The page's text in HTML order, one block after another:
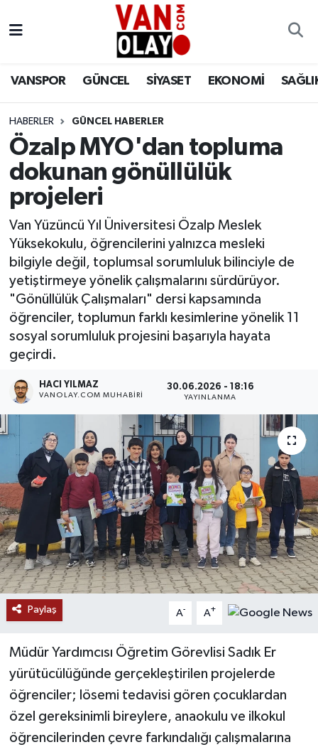
VANSPOR GÜNCEL SİYASET EKONOMİ
HABERLER GÜNCEL HABERLER
Özalp MYO'dan topluma
dokunan gönüllülük
projeleri
Van Yüzüncü Yıl Üniversitesi Özalp Meslek
Yüksekokulu, öğrencilerini yalnızca mesleki
bilgiyle değil, toplumsal sorumluluk bilinciyle de
yetiştirmeye yönelik çalışmalarını sürdürüyor.
"Gönüllülük Çalışmaları" dersi kapsamında
öğrenciler, toplumun farklı kesimlerine yönelik 11
sosyal sorumluluk projesini başarıyla hayata
geçirdi.
HACI YILMAZ
VANOLAY.COM MUHABIRI
30.06.2026 - 18:16
YAYINLANMA
Paylaş A- A+
Müdür Yardımcısı Öğretim Görevlisi Sadık Er
yürütücülüğünde gerçekleştirilen projelerde
öğrenciler; lösemi tedavisi gören çocuklardan
özel gereksinimli bireylere, anaokulu ve ilkokul
öğrencilerinden çevre farkındalığı çalışmalarına
Siyaset
Ekonomi
Sağlık
Bilim & Teknoloji
Dünya
RESMİ İLANLAR
Van Nöbetçi Eczaneler
Van Namaz Vakitleri
Van Trafik Yoğunluk Haritası
Süper Lig Puan Durumu ve Fikstür
Son Dakika Haberleri
Haber Arşivi